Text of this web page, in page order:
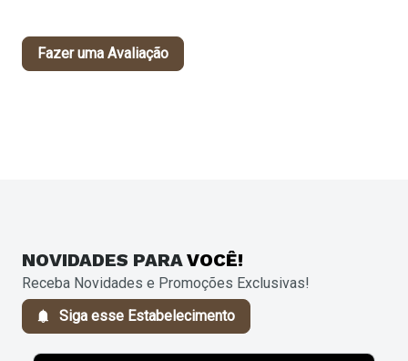
Fazer uma Avaliação
NOVIDADES PARAVOCÊ!
Receba Novidades e Promoções Exclusivas!
Siga esse Estabelecimento